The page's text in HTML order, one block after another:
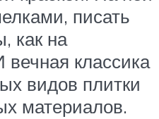
писать
как на
классика
видов плитки
материалов.